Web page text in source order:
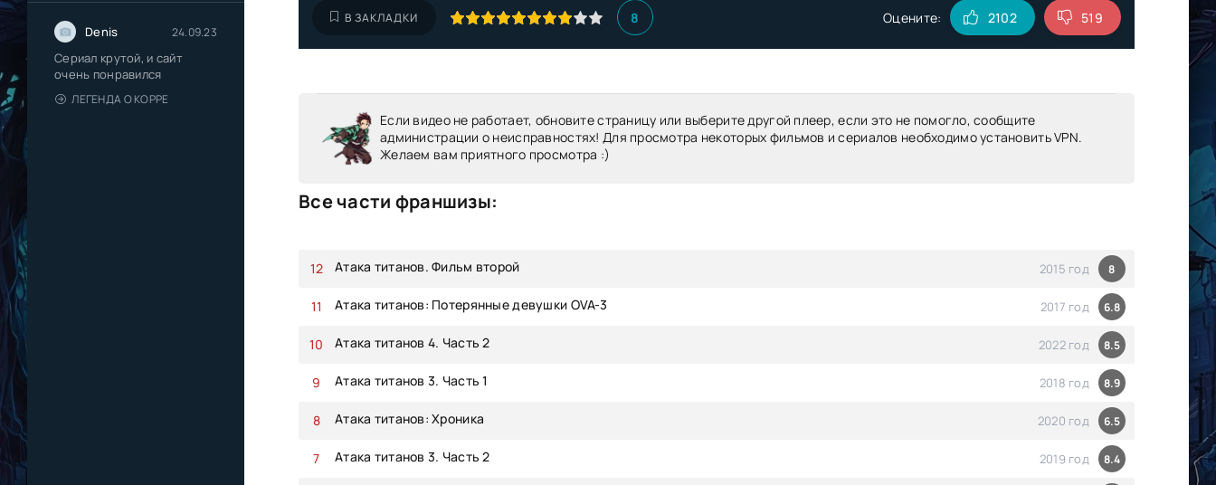
Denis 24.09.23
Сериал крутой, и сайт
очень понравился
ЛЕГЕНДА О КОРРЕ
В ЗАКЛАДКИ 8 Оцените: 2102 519
Если видео не работает, обновите страницу или выберите другой плеер, если это не помогло, сообщите
администрации о неисправностях! Для просмотра некоторых фильмов и сериалов необходимо установить VPN.
Желаем вам приятного просмотра :)
Все части франшизы:
Атака титанов 3. Часть 2 2019 год 8.4
Атака титанов: Хроника 2020 год 6.5
Атака титанов 3. Часть 1 2018 год 8.9
Атака титанов 4. Часть 2 2022 год 8.5
Атака титанов: Потерянные девушки OVA-3 2017 год 6.8
Атака титанов. Фильм второй 2015 год 8